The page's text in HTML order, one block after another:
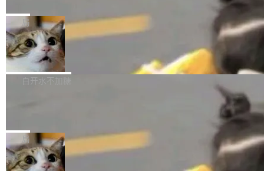
质的最低采样率）的音频格式将被拒绝 修复了 C
SS 圆角虚线样式中可能存在的问题 如果表单中
的图像元素不在同一个子树中，则它们将不再关
联 加...
最强的若干项。对于尚未正式发版的 PG 19，则
通过拉取过去一年内（从 PG 18 Beta1 时间点
至今）的所有 commit，同样交由 AI 分析提炼。
经过人工复核，准确度令人满意。这一方法也为
社区爱好者提供了高效跟踪新版本的思路。
维护工作一直与我的日常工作、家务、社交生活
和休闲娱乐竞争时间。" 这是 libexpat 维护者 S
ebastian Pipping 写在博客里的话。8 月 4 日，
他宣布了一个新消息：从 2026 年 8 月 1 日起，
他可以全职维护 libexpat 了，最长 6 个月。发
库之一。你的操作系统、浏览器、无数的基础设
施软件，很可能都在用它。而过去十年，维护它
的人一直在用业余...
局
Firefox 153.0.3 发布
Firefox 153.0.3 现已发布，具体更新内容如
下： New Smart Window 包含多项增强功能：
gi?id=2019042">Bug&nbsp;2019042</a>）</l
i> <li>现在，助手可以直接使用 Exa 的网络搜索
结果回答问题，而无需将问题转交给搜索引擎。
白开水不加糖
的 npm 包。项目的核心论点是：容器不适合 Ag
ent 计算。真正适合的，是 Isolate。 Cloudflare
工程师在这件事上没什么可谦虚的——他们用 W
局
OpenAI 公开邮件和聊天记录回应苹果